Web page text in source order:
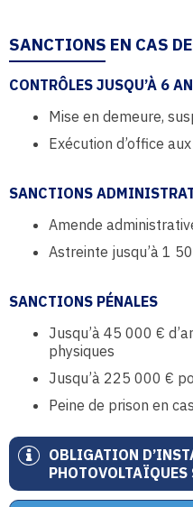
OBLIGATION
SANCTIONS EN CAS
CONTRÔLES JUSQU’À 6
Mise en demeure,
Exécution d’office
SANCTIONS
Amende
Astreinte jusqu’à 1
SANCTIONS PÉNALES
Jusqu’à 45 000 €
physiques
Jusqu’à 225 000 €
Peine de prison en